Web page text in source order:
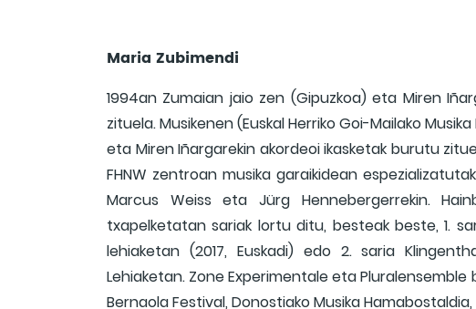
Maria Zubimendi
1994an Zumaian jaio zen (Gipuzkoa) eta Miren
zituela. Musikenen (Euskal Herriko Goi-Mailako
eta Miren Iñargarekin akordeoi ikasketak burutu
FHNW zentroan musika garaikidean
Marcus Weiss eta Jürg Hennebergerrekin.
txapelketatan sariak lortu ditu, besteak beste, 1.
lehiaketan (2017, Euskadi) edo 2. saria
Lehiaketan. Zone Experimentale eta
Bernaola Festival, Donostiako Musika